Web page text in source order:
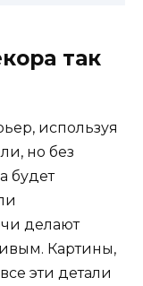
так
используя
но без
будет
делают
Картины,
эти детали